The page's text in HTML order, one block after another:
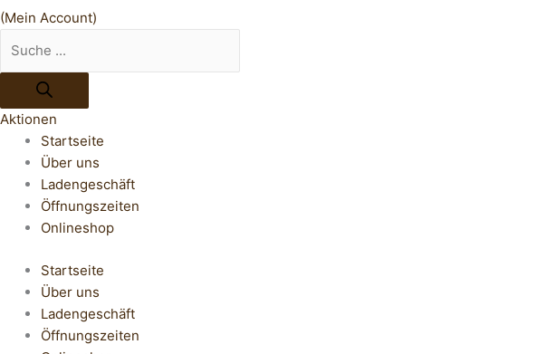
(Mein Account)
Aktionen
Startseite
Über uns
Ladengeschäft
Öffnungszeiten
Onlineshop
Startseite
Über uns
Ladengeschäft
Öffnungszeiten